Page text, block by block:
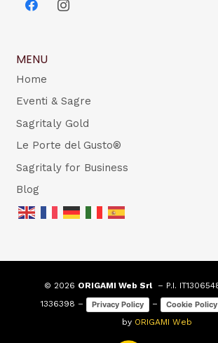
MENU
Home
Eventi & Sagre
Sagritaly Gold
Le Porte del Gusto®
Sagritaly for Business
Blog
© 2026 ORIGAMI Web Srl– P.I.
1336398 –
Privacy Policy – Cookie Policy
by ORIGAMI Web